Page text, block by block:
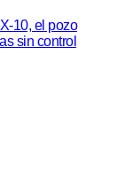
10, el pozo
sin control